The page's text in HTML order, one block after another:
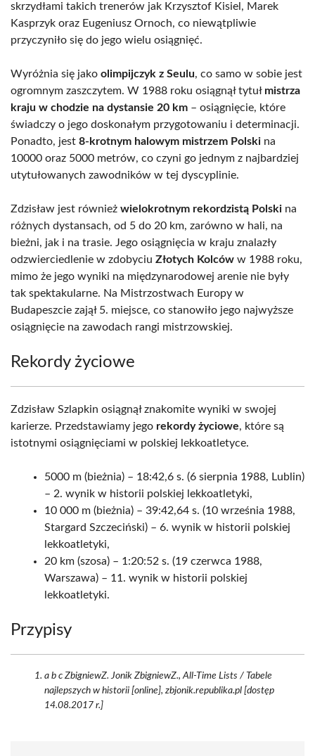
skrzydłami takich trenerów jak Krzysztof Kisiel, Marek
Kasprzyk oraz Eugeniusz Ornoch, co niewątpliwie
przyczyniło się do jego wielu osiągnięć.
Wyróżnia się jako olimpijczyk z Seulu, co samo w sobie jest
ogromnym zaszczytem. W 1988 roku osiągnął tytuł mistrza
kraju w chodzie na dystansie 20 km – osiągnięcie, które
świadczy o jego doskonałym przygotowaniu i determinacji.
Ponadto, jest 8-krotnym halowym mistrzem Polski na
10000 oraz 5000 metrów, co czyni go jednym z najbardziej
utytułowanych zawodników w tej dyscyplinie.
Zdzisław jest również wielokrotnym rekordzistą Polski na
różnych dystansach, od 5 do 20 km, zarówno w hali, na
bieżni, jak i na trasie. Jego osiągnięcia w kraju znalazły
odzwierciedlenie w zdobyciu Złotych Kolców w 1988 roku,
mimo że jego wyniki na międzynarodowej arenie nie były
tak spektakularne. Na Mistrzostwach Europy w
Budapeszcie zajął 5. miejsce, co stanowiło jego najwyższe
osiągnięcie na zawodach rangi mistrzowskiej.
Rekordy życiowe
Zdzisław Szlapkin osiągnął znakomite wyniki w swojej
karierze. Przedstawiamy jego rekordy życiowe, które są
istotnymi osiągnięciami w polskiej lekkoatletyce.
5000 m (bieżnia) – 18:42,6 s. (6 sierpnia 1988, Lublin)
– 2. wynik w historii polskiej lekkoatletyki,
10 000 m (bieżnia) – 39:42,64 s. (10 września 1988,
Stargard Szczeciński) – 6. wynik w historii polskiej
lekkoatletyki,
20 km (szosa) – 1:20:52 s. (19 czerwca 1988,
Warszawa) – 11. wynik w historii polskiej
lekkoatletyki.
Przypisy
a b c ZbigniewZ. Jonik ZbigniewZ., All-Time Lists / Tabele
najlepszych w historii [online], zbjonik.republika.pl [dostęp
14.08.2017 r.]